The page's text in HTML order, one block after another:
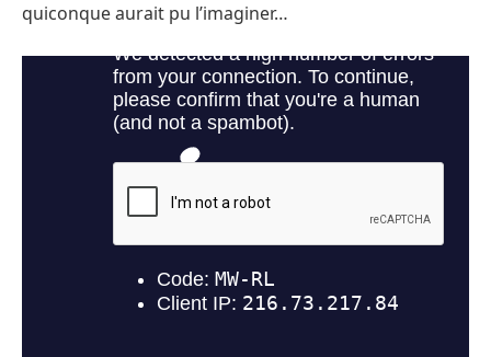
quiconque aurait pu l’imaginer…